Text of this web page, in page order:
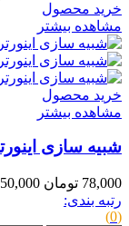
خرید محصول
مشاهده بیشتر
خرید محصول
مشاهده بیشتر
شبیه سازی
78,000 تومان
150,000
رتبه بندی:
(0)